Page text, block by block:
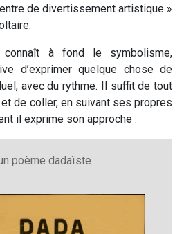
de divertissement artistique »
connaît à fond le symbolisme,
d’exprimer quelque chose de
avec du rythme. Il suffit de tout
de coller, en suivant ses propres
il exprime son approche :
poème dadaïste